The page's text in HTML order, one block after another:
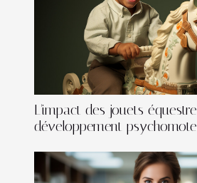
L'impact des jouets
développement